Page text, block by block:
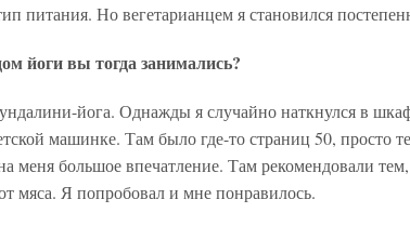
питания. Но вегетарианцем я становился
йоги вы тогда занимались?
йога. Однажды я случайно наткнулся в
машинке. Там было где-то страниц 50, просто
меня большое впечатление. Там рекомендовали
от мяса. Я попробовал и мне понравилось.